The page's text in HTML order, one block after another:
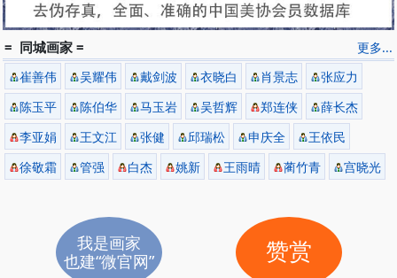
更多...
= 同城画家 =
崔善伟 吴耀伟 戴剑波 衣晓白 肖景志
张应力
陈玉平
陈伯华 马玉岩 吴哲辉 郑连侠
薛长杰
李亚娟
王文江 张健 邱瑞松 申庆全
王依民
徐敬霜
管强 白杰 姚新 王雨晴 蔺竹青 宫晓光
我是画家
也建“微官网”
赞赏